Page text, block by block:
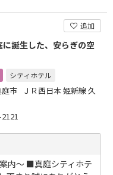
追加
に誕生した、安らぎの空
シティホテル
庭市 ＪＲ西日本 姫新線 久
内～ ■真庭シティホテ